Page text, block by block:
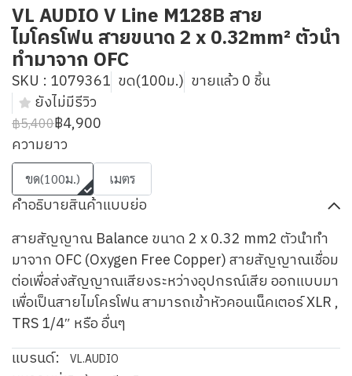
VL AUDIO V Line M128B สาย
ไมโครโฟน สายขนาด 2 x 0.32mm² ตัวนำ
ทำมาจาก OFC
SKU : 1079361 ขด(100ม.) ขายแล้ว 0 ชิ้น
ยังไม่มีรีวิว
฿5,400฿4,900
ความยาว
ขด(100ม.) เมตร
คำอธิบายสินค้าแบบย่อ
สายสัญญาณ Balance ขนาด 2 x 0.32 mm2 ตัวนำทำ
มาจาก OFC (Oxygen Free Copper) สายสัญญาณเชื่อม
ต่อเพื่อส่งสัญญาณเสียงระหว่างอุปกรณ์เสีย ออกแบบมา
เพื่อเป็นสายไมโครโฟน สามารถเข้าหัวคอนเน็คเตอร์ XLR ,
TRS 1/4″ หรือ อื่นๆ
แบรนด์:
VL.AUDIO